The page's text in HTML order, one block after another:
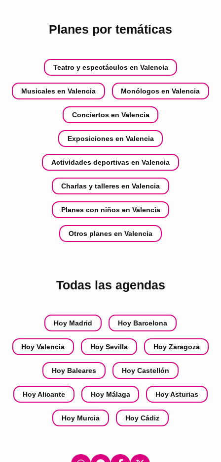
Planes por temáticas
Teatro y espectáculos en Valencia
Musicales en Valencia Monólogos en Valencia
Conciertos en Valencia
Exposiciones en Valencia
Actividades deportivas en Valencia
Charlas y talleres en Valencia
Planes con niños en Valencia
Otros planes en Valencia
Todas las agendas
Hoy Madrid Hoy Barcelona
Hoy Valencia Hoy Sevilla Hoy Zaragoza
Hoy Baleares Hoy Castellón
Hoy Alicante Hoy Málaga Hoy Asturias
Hoy Murcia Hoy Cádiz